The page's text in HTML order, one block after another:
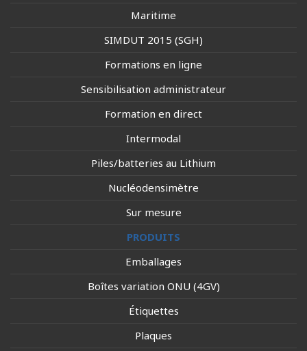
Maritime
SIMDUT 2015 (SGH)
Formations en ligne
Sensibilisation administrateur
Formation en direct
Intermodal
Piles/batteries au Lithium
Nucléodensimètre
Sur mesure
PRODUITS
Emballages
Boîtes variation ONU (4GV)
Étiquettes
Plaques